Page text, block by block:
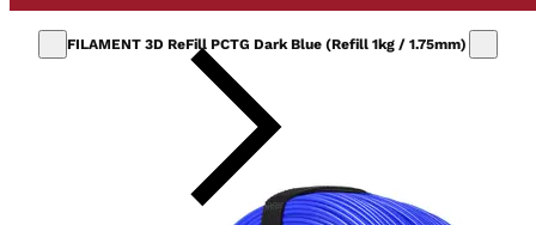
FILAMENT 3D ReFill PCTG Dark Blue (Refill 1kg / 1.75mm)